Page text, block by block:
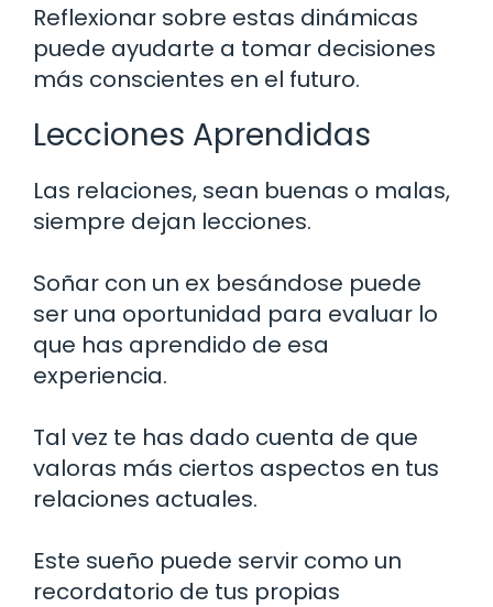
Reflexionar sobre estas dinámicas
puede ayudarte a tomar decisiones
más conscientes en el futuro.
Lecciones Aprendidas
Las relaciones, sean buenas o malas,
siempre dejan lecciones.
Soñar con un ex besándose puede
ser una oportunidad para evaluar lo
que has aprendido de esa
experiencia.
Tal vez te has dado cuenta de que
valoras más ciertos aspectos en tus
relaciones actuales.
Este sueño puede servir como un
recordatorio de tus propias